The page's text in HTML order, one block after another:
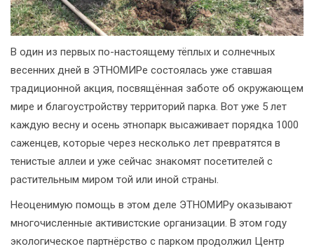
В один из первых по-настоящему тёплых и солнечных
весенних дней в ЭТНОМИРе состоялась уже ставшая
традиционной акция, посвящённая заботе об окружающем
мире и благоустройству территорий парка. Вот уже 5 лет
каждую весну и осень этнопарк высаживает порядка 1000
саженцев, которые через несколько лет превратятся в
тенистые аллеи и уже сейчас знакомят посетителей с
растительным миром той или иной страны.
Неоценимую помощь в этом деле ЭТНОМИРу оказывают
многочисленные активистские организации. В этом году
экологическое партнёрство с парком продолжил Центр